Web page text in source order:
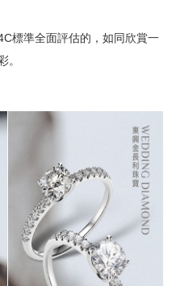
標準全面評估的，如同欣賞一
。